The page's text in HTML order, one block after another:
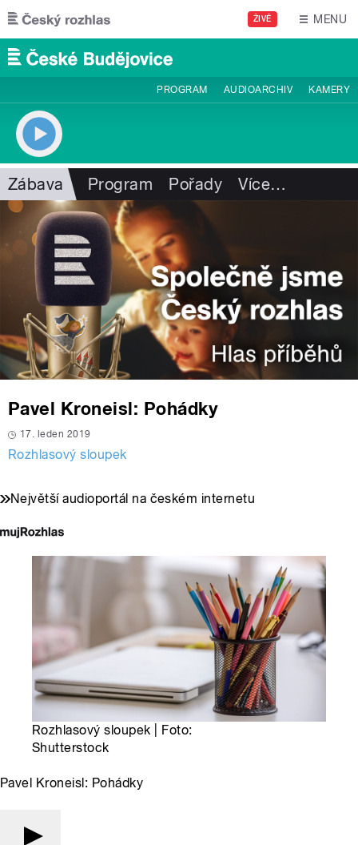
Přejít k hlavnímu obsahu
ŽIVĚ MENU
PROGRAM AUDIOARCHIV KAMERY
Zábava Program Pořady Více…
Pavel Kroneisl: Pohádky
17. leden 2019
Rozhlasový sloupek
Největší audioportál na českém internetu
Rozhlasový sloupek | Foto:
Shutterstock
Pavel Kroneisl: Pohádky